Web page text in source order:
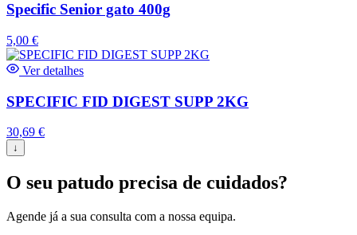
Specific Senior gato 400g
5,00 €
Ver detalhes
SPECIFIC FID DIGEST SUPP 2KG
30,69 €
↓
O seu patudo precisa de cuidados?
Agende já a sua consulta com a nossa equipa.